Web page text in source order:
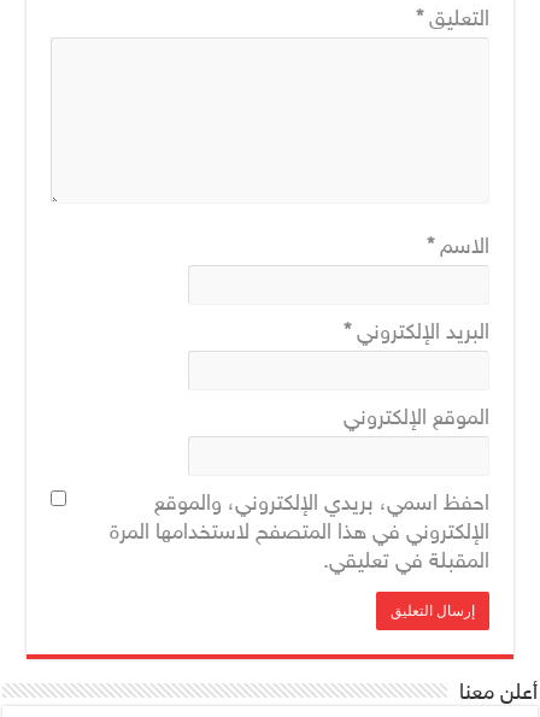
التعليق*
الاسم*
البريد الإلكتروني*
الموقع الإلكتروني
احفظ اسمي، بريدي الإلكتروني، والموقع
الإلكتروني في هذا المتصفح لاستخدامها المرة
المقبلة في تعليقي.
أعلن معنا